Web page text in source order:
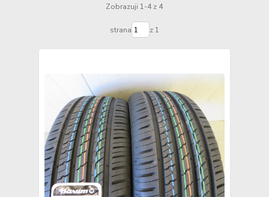
Zobrazuji 1-4 z 4
strana z 1